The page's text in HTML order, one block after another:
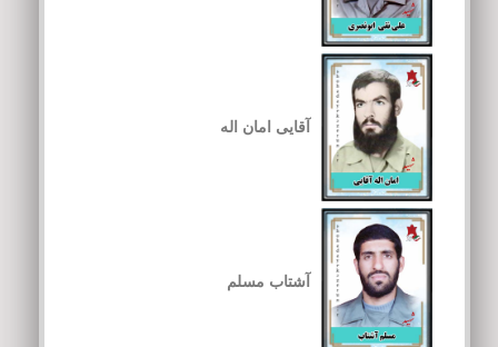
آقایی امان اله
آشتاب مسلم